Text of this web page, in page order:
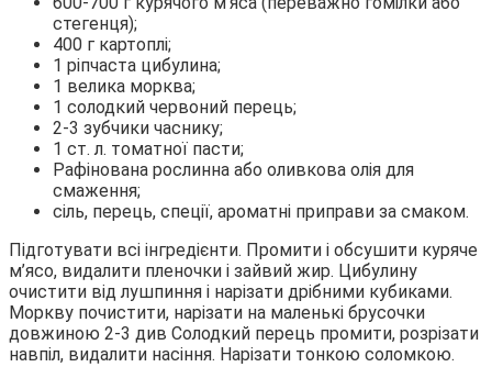
стегенця);
400 г картоплі;
1 ріпчаста цибулина;
1 велика морква;
1 солодкий червоний перець;
2-3 зубчики часнику;
1 ст. л. томатної пасти;
Рафінована рослинна або оливкова олія для
смаження;
сіль, перець, спеції, ароматні приправи за смаком.
Підготувати всі інгредієнти. Промити і обсушити куряче
м’ясо, видалити пленочки і зайвий жир. Цибулину
очистити від лушпиння і нарізати дрібними кубиками.
Моркву почистити, нарізати на маленькі брусочки
довжиною 2-3 див Солодкий перець промити, розрізати
навпіл, видалити насіння. Нарізати тонкою соломкою.